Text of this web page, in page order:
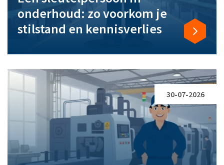
onderhoud: zo voorkom je
stilstand en kennisverlies
30-07-2026